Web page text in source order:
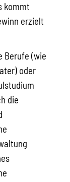
kommt
erzielt
Berufe (wie
oder
die